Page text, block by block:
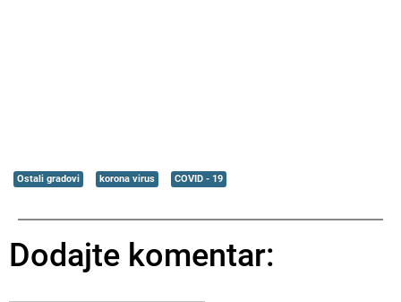
Ostali gradovi korona virus COVID - 19
Dodajte komentar: